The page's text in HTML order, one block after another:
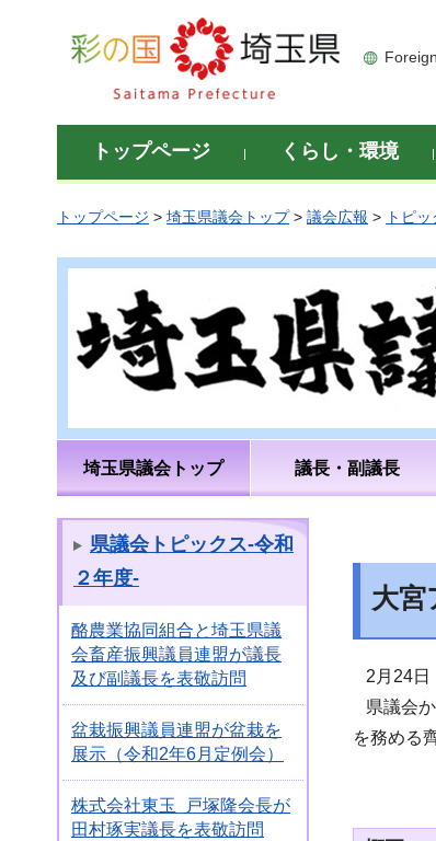
彩の国 埼玉県
トップページ くらし・環境
トップページ > 埼玉県議会トップ> 議会広報 > トピッ
埼玉県議会トップ 議長・副議長
県議会トピックス-令和
２年度-
酪農業協同組合と埼玉県議
会畜産振興議員連盟が議長
及び副議長を表敬訪問
盆栽振興議員連盟が盆栽を
展示（令和2年6月定例会）
株式会社東玉 戸塚隆会長が
田村琢実議長を表敬訪問
大宮
2月24日
県議会
を務める